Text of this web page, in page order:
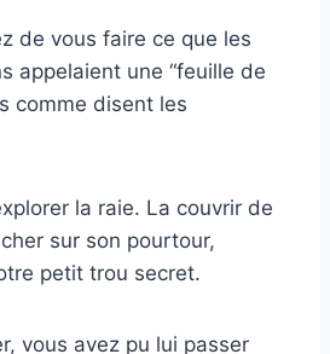
de vous faire ce que les
appelaient une “feuille de
comme disent les
la raie. La couvrir de
sur son pourtour,
petit trou secret.
vous avez pu lui passer